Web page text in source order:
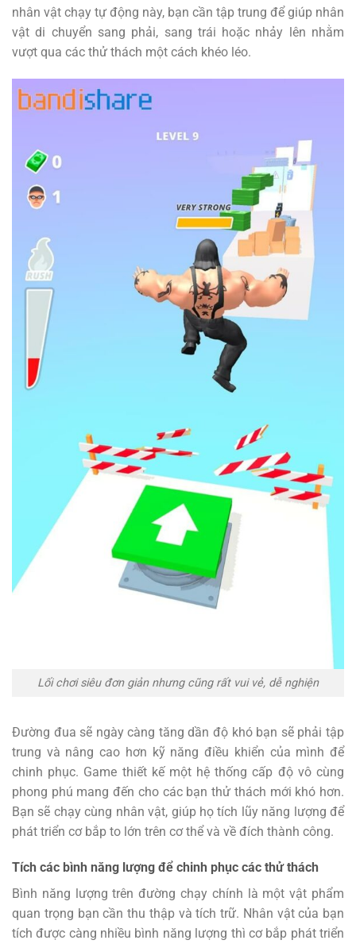
nhân vật chạy tự động này, bạn cần tập trung để giúp nhân
vật di chuyển sang phải, sang trái hoặc nhảy lên nhằm
vượt qua các thử thách một cách khéo léo.
Lối chơi siêu đơn giản nhưng cũng rất vui vẻ, dễ nghiện
Đường đua sẽ ngày càng tăng dần độ khó bạn sẽ phải tập
trung và nâng cao hơn kỹ năng điều khiển của mình để
chinh phục. Game thiết kế một hệ thống cấp độ vô cùng
phong phú mang đến cho các bạn thử thách mới khó hơn.
Bạn sẽ chạy cùng nhân vật, giúp họ tích lũy năng lượng để
phát triển cơ bắp to lớn trên cơ thể và về đích thành công.
Tích các bình năng lượng để chinh phục các thử thách
Bình năng lượng trên đường chạy chính là một vật phẩm
quan trọng bạn cần thu thập và tích trữ. Nhân vật của bạn
tích được càng nhiều bình năng lượng thì cơ bắp phát triển